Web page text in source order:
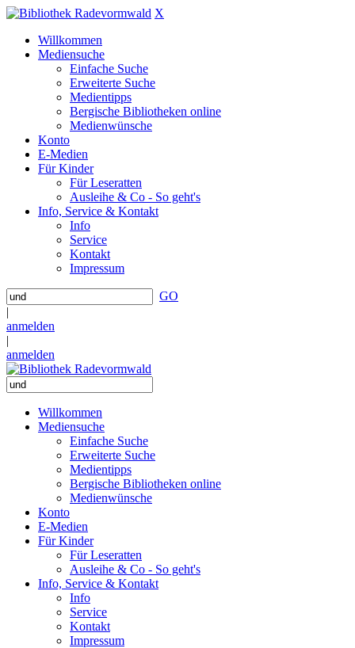
X
Willkommen
Mediensuche
Einfache Suche
Erweiterte Suche
Medientipps
Bergische Bibliotheken online
Medienwünsche
Konto
E-Medien
Für Kinder
Für Leseratten
Ausleihe & Co - So geht's
Info, Service & Kontakt
Info
Service
Kontakt
Impressum
GO
|
anmelden
|
anmelden
Willkommen
Mediensuche
Einfache Suche
Erweiterte Suche
Medientipps
Bergische Bibliotheken online
Medienwünsche
Konto
E-Medien
Für Kinder
Für Leseratten
Ausleihe & Co - So geht's
Info, Service & Kontakt
Info
Service
Kontakt
Impressum